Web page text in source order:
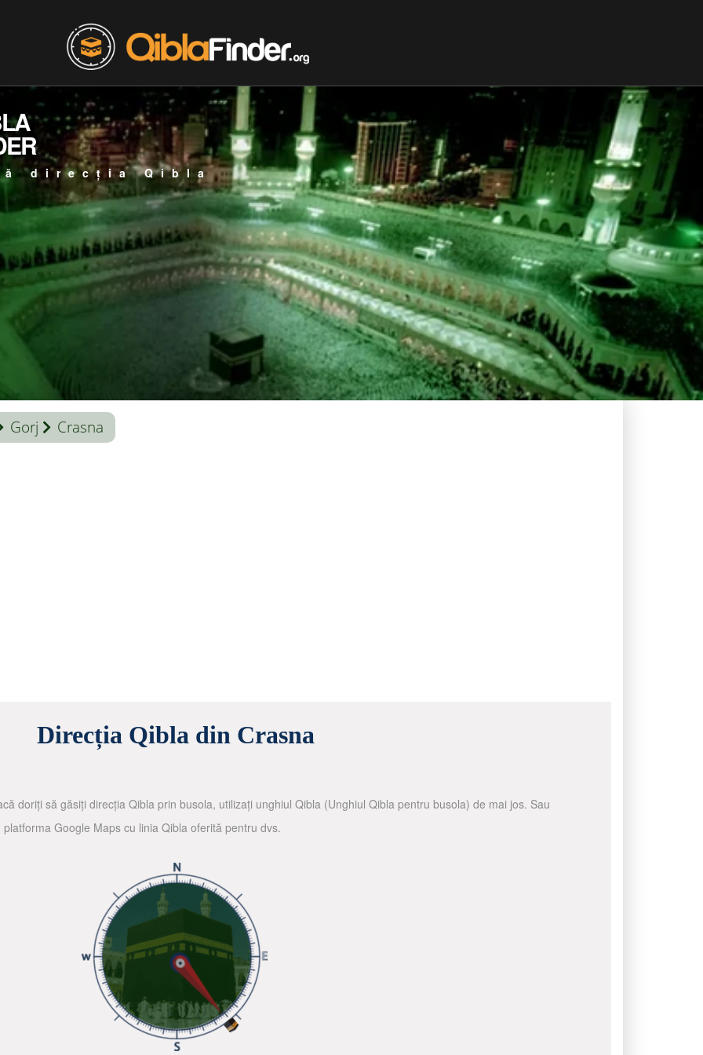
direcția Qibla
Gorj Crasna
Direcția Qibla din Crasna
doriți să găsiți direcția Qibla prin busola, utilizați unghiul Qibla (Unghiul Qibla pentru busola) de mai jos. Sau
Google Maps cu linia Qibla oferită pentru dvs.